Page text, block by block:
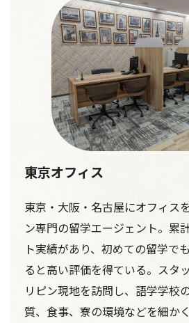
東京オフィス
東京・大阪・名古屋にオフィス
ン専門の留学エージェント。累
ト実績があり、初めての留学で
ると高い評価を得ている。スタ
リピン現地を訪問し、語学学校
質、食事、寮の環境などを細か